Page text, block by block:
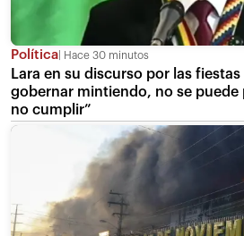
Política Hace 30 minutos
Lara en su discurso por las
gobernar mintiendo, no se puede
no cumplir”